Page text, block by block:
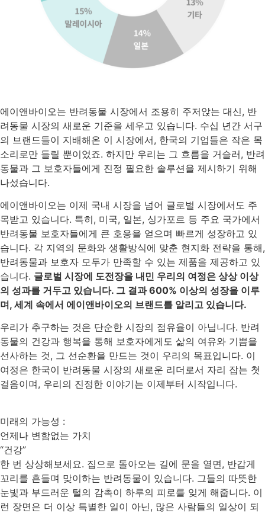
에이앤바이오는 반려동물 시장에서 조용히 주저앉는 대신, 반
려동물 시장의 새로운 기준을 세우고 있습니다. 수십 년간 서구
의 브랜드들이 지배해온 이 시장에서, 한국의 기업들은 작은 목
소리로만 들릴 뿐이었죠. 하지만 우리는 그 흐름을 거슬러, 반려
동물과 그 보호자들에게 진정 필요한 솔루션을 제시하기 위해
나섰습니다.
에이앤바이오는 이제 국내 시장을 넘어 글로벌 시장에서도 주
목받고 있습니다. 특히, 미국, 일본, 싱가포르 등 주요 국가에서
반려동물 보호자들에게 큰 호응을 얻으며 빠르게 성장하고 있
습니다. 각 지역의 문화와 생활방식에 맞춘 현지화 전략을 통해,
반려동물과 보호자 모두가 만족할 수 있는 제품을 제공하고 있
습니다. 글로벌 시장에 도전장을 내민 우리의 여정은 상상 이상
의 성과를 거두고 있습니다. 그 결과 600% 이상의 성장을 이루
며, 세계 속에서 에이앤바이오의 브랜드를 알리고 있습니다.
우리가 추구하는 것은 단순한 시장의 점유율이 아닙니다. 반려
동물의 건강과 행복을 통해 보호자에게도 삶의 여유와 기쁨을
선사하는 것, 그 선순환을 만드는 것이 우리의 목표입니다. 이
여정은 한국이 반려동물 시장의 새로운 리더로서 자리 잡는 첫
걸음이며, 우리의 진정한 이야기는 이제부터 시작입니다.
미래의 가능성 :
언제나 변함없는 가치
“건강”
한 번 상상해보세요. 집으로 돌아오는 길에 문을 열면, 반갑게
꼬리를 흔들며 맞이하는 반려동물이 있습니다. 그들의 따뜻한
눈빛과 부드러운 털의 감촉이 하루의 피로를 잊게 해줍니다. 이
런 장면은 더 이상 특별한 일이 아닌, 많은 사람들의 일상이 되